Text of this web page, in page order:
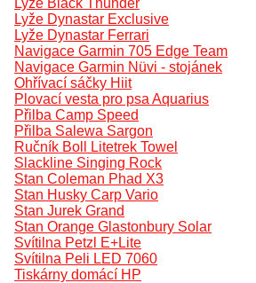
Lyže Dynastar Exclusive
Lyže Dynastar Ferrari
Navigace Garmin 705 Edge Team
Navigace Garmin Nüvi - stojánek
Ohřívací sáčky Hiit
Plovací vesta pro psa Aquarius
Přilba Camp Speed
Přilba Salewa Sargon
Ručník Boll Litetrek Towel
Slackline Singing Rock
Stan Coleman Phad X3
Stan Husky Carp Vario
Stan Jurek Grand
Stan Orange Glastonbury Solar
Svítilna Petzl E+Lite
Svítilna Peli LED 7060
Tiskárny domácí HP